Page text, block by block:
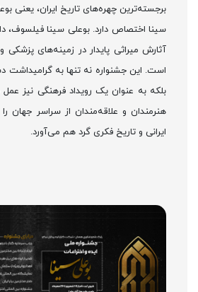
برجسته‌ترین چهره‌های تاریخ ایران، یعنی
سینا اختصاص دارد. بوعلی سینا فیلسوف،
آثارش میراثی پایدار در زمینه‌های
است. این جشنواره نه تنها به گرامیداشت
بلکه به عنوان یک رویداد فرهنگی نیز
هنرمندان و علاقه‌مندان از سراسر جهان
ایرانی و تاریخ فکری گرد هم می‌آورد.